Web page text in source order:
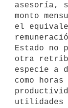
asesoría,
monto
el
Estado no
otra
especie a
como
utilidades